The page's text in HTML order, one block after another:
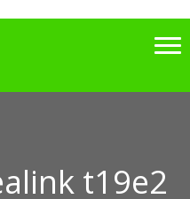
t19e2